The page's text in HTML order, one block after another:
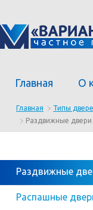
Главная О
Главная
Типы
Раздвижные двери
Раздвижные
Раcпашные